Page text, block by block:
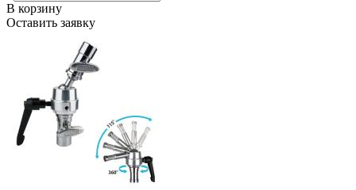
В корзину
Оставить заявку